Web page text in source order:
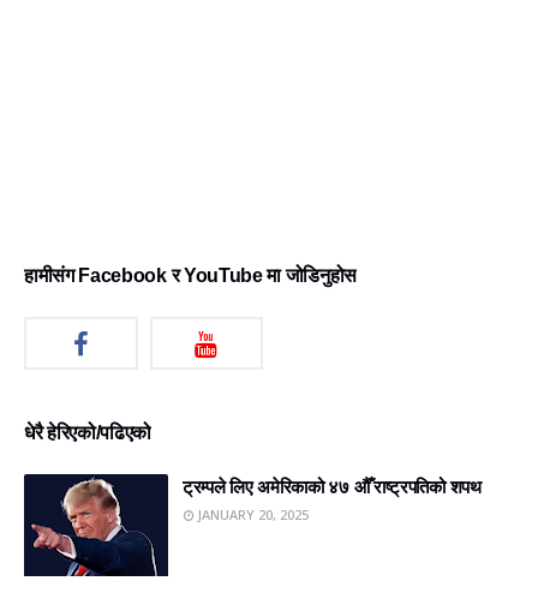
हामीसंग Facebook र YouTube मा जोडिनुहोस
धेरै हेरिएको/पढिएको
ट्रम्पले लिए अमेरिकाको ४७ औँ राष्ट्रपतिको शपथ
JANUARY 20, 2025